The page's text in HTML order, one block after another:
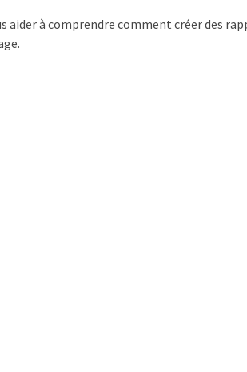
aider à comprendre comment créer des